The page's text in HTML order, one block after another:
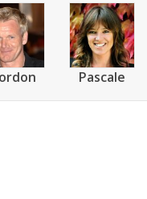
Pascale